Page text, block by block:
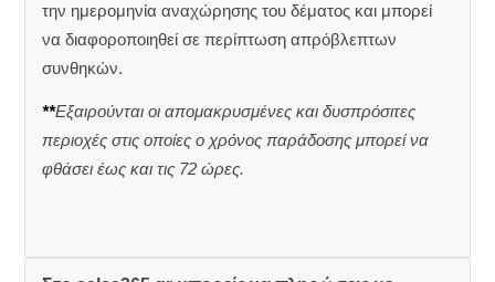
την ημερομηνία αναχώρησης του δέματος και μπορεί
να διαφοροποιηθεί σε περίπτωση απρόβλεπτων
συνθηκών.
**Εξαιρούνται οι απομακρυσμένες και δυσπρόσιτες
περιοχές στις οποίες ο χρόνος παράδοσης μπορεί να
φθάσει έως και τις 72 ώρες.